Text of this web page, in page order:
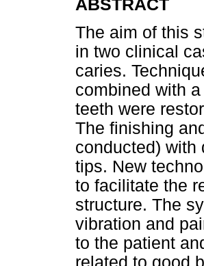
ABSTRACT
The aim of this
in two clinical
caries.
combined with
teeth were
The finishing
conducted) with
tips. New
to facilitate the
structure. The
vibration and
to the patient
related to good